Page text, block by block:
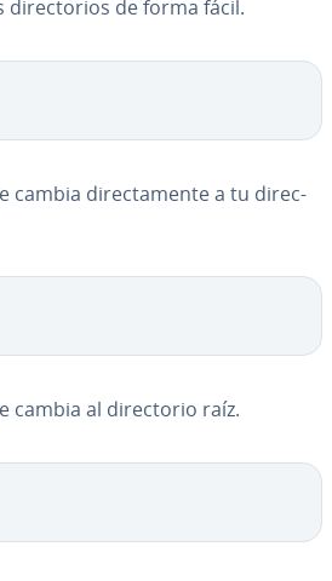
de forma fácil.
cambia di­re­c­ta­me­n­te a tu di­re­c­
cambia al di­re­c­to­rio raíz.